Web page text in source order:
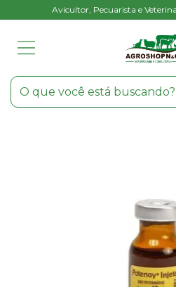
Avicultor, Pecuarista e